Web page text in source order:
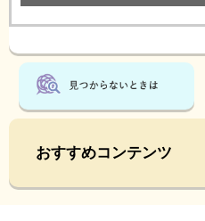
おすすめコンテンツ